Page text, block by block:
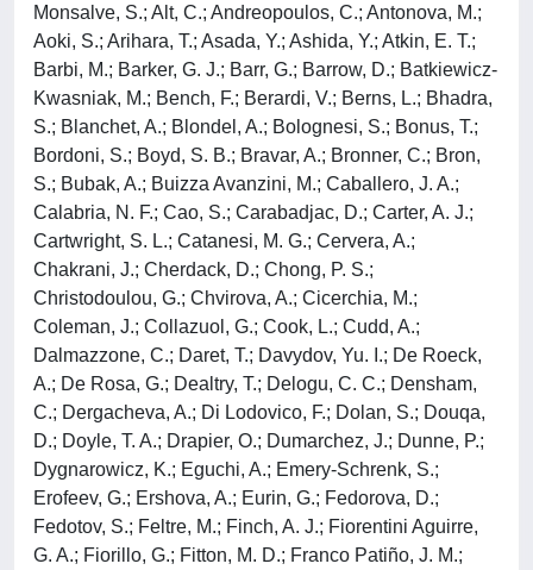
Monsalve, S.; Alt, C.; Andreopoulos, C.; Antonova, M.;
Aoki, S.; Arihara, T.; Asada, Y.; Ashida, Y.; Atkin, E. T.;
Barbi, M.; Barker, G. J.; Barr, G.; Barrow, D.; Batkiewicz-
Kwasniak, M.; Bench, F.; Berardi, V.; Berns, L.; Bhadra,
S.; Blanchet, A.; Blondel, A.; Bolognesi, S.; Bonus, T.;
Bordoni, S.; Boyd, S. B.; Bravar, A.; Bronner, C.; Bron,
S.; Bubak, A.; Buizza Avanzini, M.; Caballero, J. A.;
Calabria, N. F.; Cao, S.; Carabadjac, D.; Carter, A. J.;
Cartwright, S. L.; Catanesi, M. G.; Cervera, A.;
Chakrani, J.; Cherdack, D.; Chong, P. S.;
Christodoulou, G.; Chvirova, A.; Cicerchia, M.;
Coleman, J.; Collazuol, G.; Cook, L.; Cudd, A.;
Dalmazzone, C.; Daret, T.; Davydov, Yu. I.; De Roeck,
A.; De Rosa, G.; Dealtry, T.; Delogu, C. C.; Densham,
C.; Dergacheva, A.; Di Lodovico, F.; Dolan, S.; Douqa,
D.; Doyle, T. A.; Drapier, O.; Dumarchez, J.; Dunne, P.;
Dygnarowicz, K.; Eguchi, A.; Emery-Schrenk, S.;
Erofeev, G.; Ershova, A.; Eurin, G.; Fedorova, D.;
Fedotov, S.; Feltre, M.; Finch, A. J.; Fiorentini Aguirre,
G. A.; Fiorillo, G.; Fitton, M. D.; Franco Patiño, J. M.;